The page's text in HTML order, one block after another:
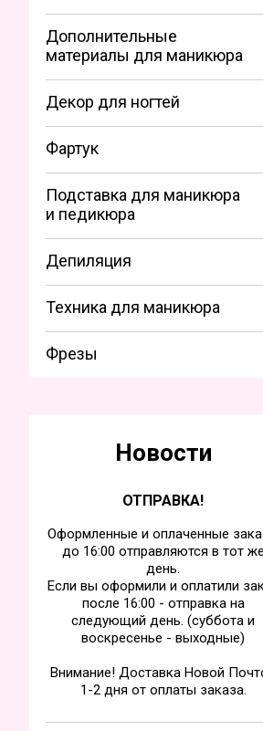
Дополнительные
материалы для маникюра
Декор для ногтей
Фартук
Подставка для маникюра
и педикюра
Депиляция
Техника для маникюра
Фрезы
Новости
ОТПРАВКА!
Оформленные и оплаченные
до 16:00 отправляются в тот же
день.
Если вы оформили и оплатили
после 16:00 - отправка на
следующий день. (суббота и
воскресенье - выходные)
Внимание! Доставка Новой
1-2 дня от оплаты заказа.